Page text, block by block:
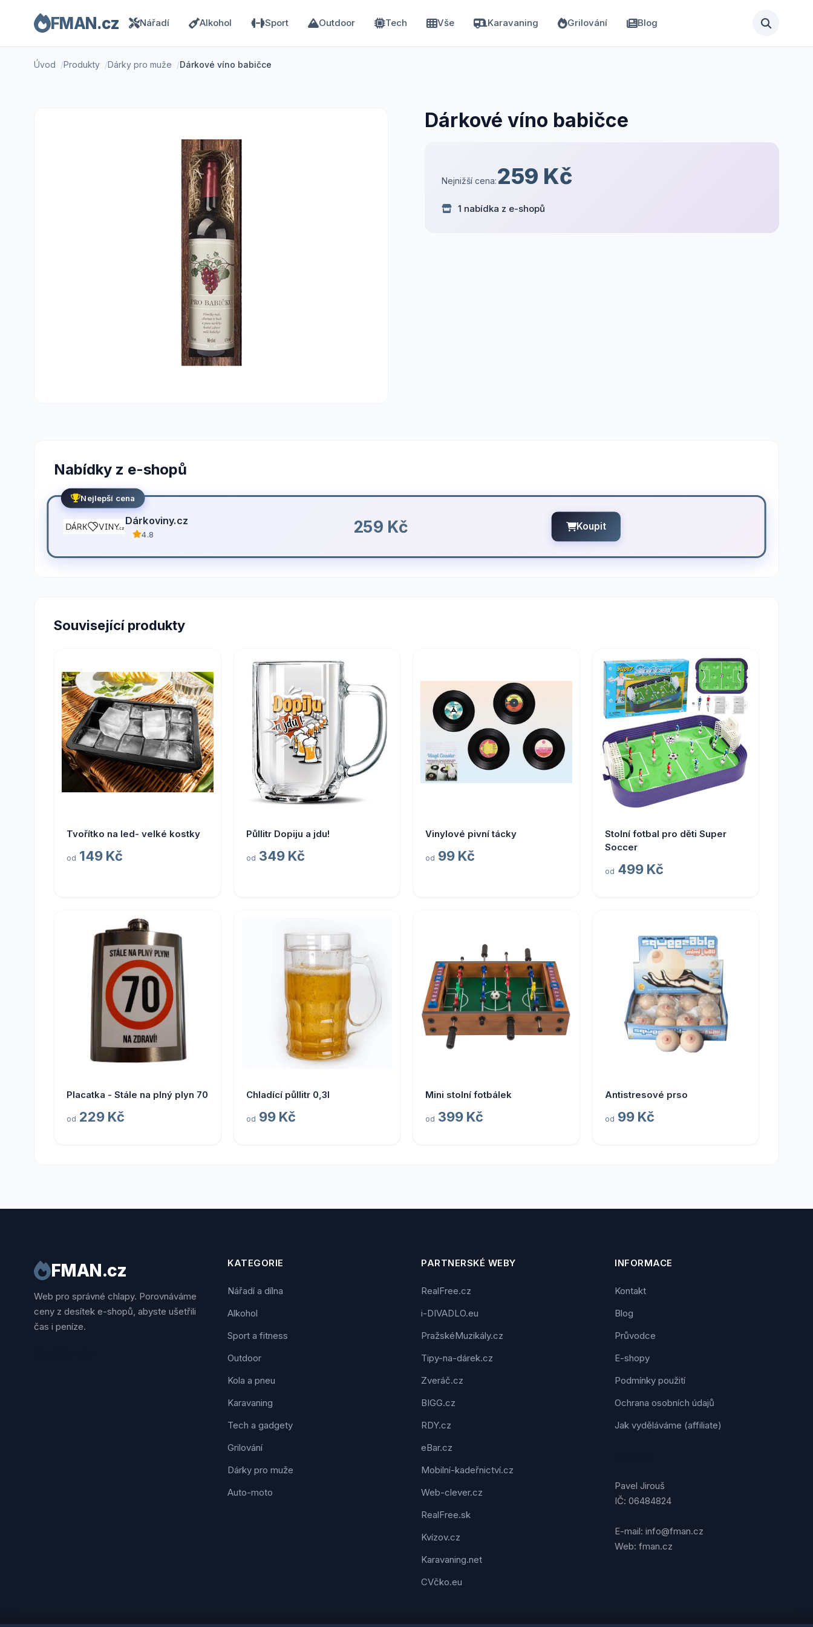
FMAN.cz Nářadí Alkohol Sport Outdoor Tech Vše Karavaning Grilování Blog
Úvod Produkty Dárky pro muže Dárkové víno babičce
Dárkové víno babičce
Nejnižší cena:259 Kč
1 nabídka z e-shopů
Nabídky z e-shopů
Nejlepší cena
Dárkoviny.cz
4.8 259 Kč Koupit
Související produkty
Tvořítko na led- velké kostky
od 149 Kč
Půllitr Dopiju a jdu!
od 349 Kč
Vinylové pivní tácky
od 99 Kč
Stolní fotbal pro děti Super
Soccer
od 499 Kč
Placatka - Stále na plný plyn 70
od 229 Kč
Chladící půllitr 0,3l
od 99 Kč
Mini stolní fotbálek
od 399 Kč
Antistresové prso
od 99 Kč
FMAN.cz
Web pro správné chlapy. Porovnáváme
ceny z desítek e-shopů, abyste ušetřili
čas i peníze.
KATEGORIE
Nářadí a dílna
Alkohol
Sport a fitness
Outdoor
Kola a pneu
Karavaning
Tech a gadgety
Grilování
Dárky pro muže
Auto-moto
PARTNERSKÉ WEBY
RealFree.cz
i-DIVADLO.eu
PražskéMuzikály.cz
Tipy-na-dárek.cz
Zveráč.cz
BIGG.cz
RDY.cz
eBar.cz
Mobilní-kadeřnictví.cz
Web-clever.cz
RealFree.sk
Kvízov.cz
Karavaning.net
CVčko.eu
INFORMACE
Kontakt
Blog
Průvodce
E-shopy
Podmínky použití
Ochrana osobních údajů
Jak vyděláváme (affiliate)
Pavel Jirouš
IČ: 06484824
E-mail: info@fman.cz
Web: fman.cz